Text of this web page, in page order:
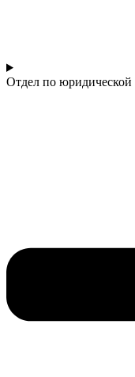
Отдел по